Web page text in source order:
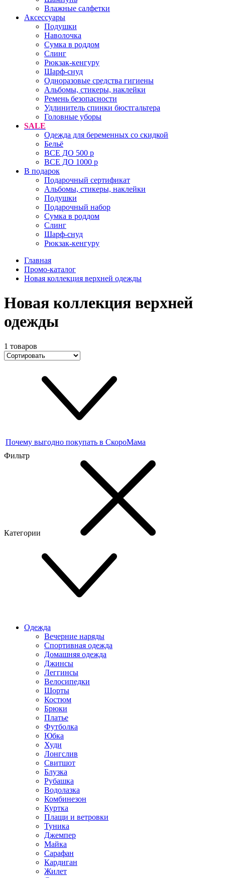
Влажные салфетки
Аксессуары
Подушки
Наволочка
Сумка в роддом
Cлинг
Рюкзак-кенгуру
Шарф-снуд
Одноразовые средства гигиены
Альбомы, стикеры, наклейки
Ремень безопасности
Удлинитель спинки бюстгальтера
Головные уборы
SALE
Одежда для беременных со скидкой
Бельё
ВСЕ ДО 500 р
ВСЕ ДО 1000 р
В подарок
Подарочный сертификат
Альбомы, стикеры, наклейки
Подушки
Подарочный набор
Сумка в роддом
Слинг
Шарф-снуд
Рюкзак-кенгуру
Главная
Промо-каталог
Новая коллекция верхней одежды
Новая коллекция верхней
одежды
1 товаров
Почему выгодно покупать в СкороМама
Фильтр
Категории
Одежда
Вечерние наряды
Спортивная одежда
Домашняя одежда
Джинсы
Леггинсы
Велосипедки
Шорты
Костюм
Брюки
Платье
Футболка
Юбка
Худи
Лонгслив
Свитшот
Блузка
Рубашка
Водолазка
Комбинезон
Куртка
Плащи и ветровки
Туника
Джемпер
Майка
Сарафан
Кардиган
Жилет